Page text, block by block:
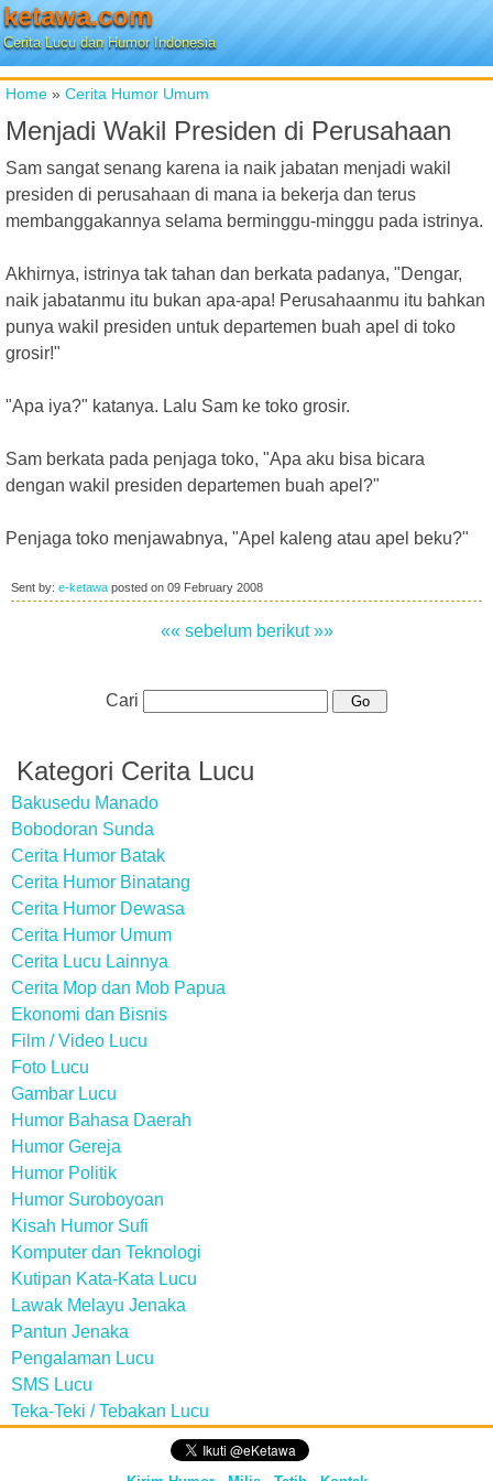
ketawa.com
Cerita Lucu dan Humor Indonesia
Home » Cerita Humor Umum
Menjadi Wakil Presiden di Perusahaan
Sam sangat senang karena ia naik jabatan menjadi wakil
presiden di perusahaan di mana ia bekerja dan terus
membanggakannya selama berminggu-minggu pada istrinya.
Akhirnya, istrinya tak tahan dan berkata padanya, "Dengar,
naik jabatanmu itu bukan apa-apa! Perusahaanmu itu bahkan
punya wakil presiden untuk departemen buah apel di toko
grosir!"
"Apa iya?" katanya. Lalu Sam ke toko grosir.
Sam berkata pada penjaga toko, "Apa aku bisa bicara
dengan wakil presiden departemen buah apel?"
Penjaga toko menjawabnya, "Apel kaleng atau apel beku?"
Sent by: e-ketawa posted on 09 February 2008
«« sebelum berikut »»
Cari
Kategori Cerita Lucu
Bakusedu Manado
Bobodoran Sunda
Cerita Humor Batak
Cerita Humor Binatang
Cerita Humor Dewasa
Cerita Humor Umum
Cerita Lucu Lainnya
Cerita Mop dan Mob Papua
Ekonomi dan Bisnis
Film / Video Lucu
Foto Lucu
Gambar Lucu
Humor Bahasa Daerah
Humor Gereja
Humor Politik
Humor Suroboyoan
Kisah Humor Sufi
Komputer dan Teknologi
Kutipan Kata-Kata Lucu
Lawak Melayu Jenaka
Pantun Jenaka
Pengalaman Lucu
SMS Lucu
Teka-Teki / Tebakan Lucu